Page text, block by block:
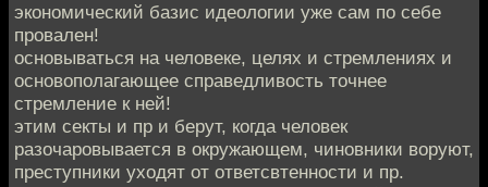
экономический базис идеологии уже сам по себе
провален!
основываться на человеке, целях и стремлениях и
основополагающее справедливость точнее
стремление к ней!
этим секты и пр и берут, когда человек
разочаровывается в окружающем, чиновники воруют,
преступники уходят от ответсвтенности и пр.